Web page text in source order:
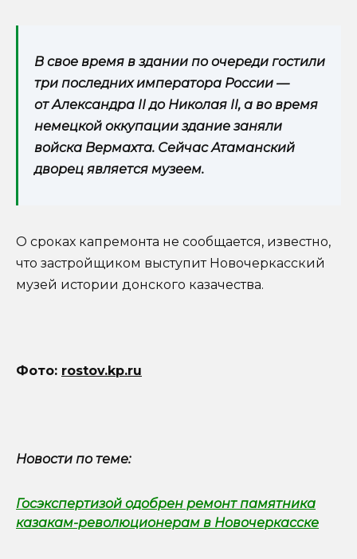
В свое время в здании по очереди гостили
три последних императора России —
от Александра II до Николая II, а во время
немецкой оккупации здание заняли
войска Вермахта. Сейчас Атаманский
дворец является музеем.
О сроках капремонта не сообщается, известно,
что застройщиком выступит Новочеркасский
музей истории донского казачества.
Фото: rostov.kp.ru
Новости по теме:
Госэкспертизой одобрен ремонт памятника
казакам-революционерам в Новочеркасске